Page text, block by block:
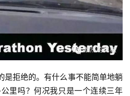
是拒绝的。有什么事不能简单地躺
里吗？何况我只是一个连续三年